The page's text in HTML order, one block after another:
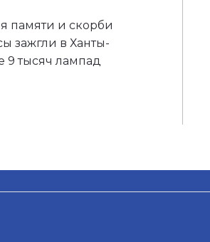
памяти и скорби
зажгли в Ханты-
9 тысяч лампад